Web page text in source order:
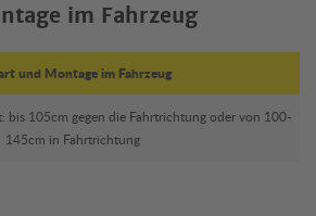
im Fahrzeug
und Montage im Fahrzeug
bis 105cm gegen die Fahrtrichtung oder von 100-
145cm in Fahrtrichtung